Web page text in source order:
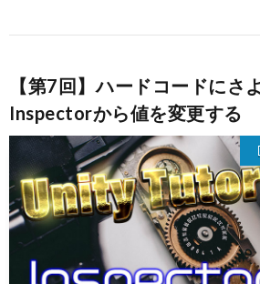
【第7回】ハードコードにさ
Inspectorから値を変更する